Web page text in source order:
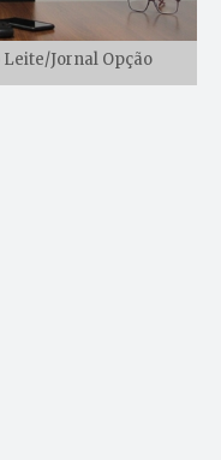
Jornal Opção